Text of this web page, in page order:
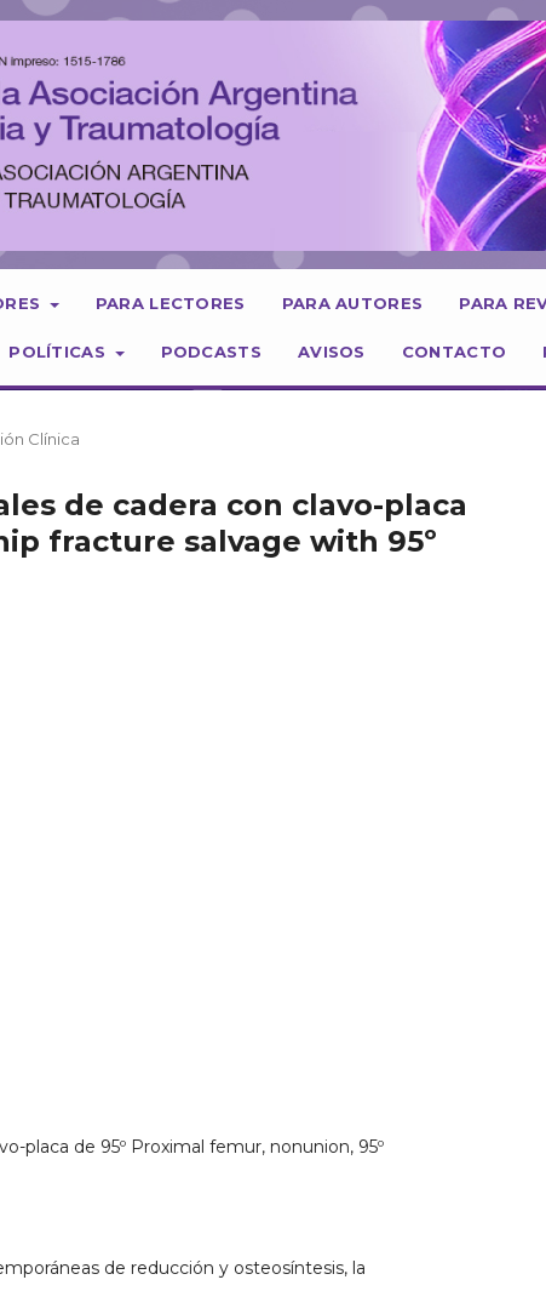
PARA LECTORES PARA AUTORES PARA
POLÍTICAS PODCASTS AVISOS CONTACTO
Clínica
de cadera con clavo-placa
fracture salvage with 95º
placa de 95º Proximal femur, nonunion, 95º
de reducción y osteosíntesis, la